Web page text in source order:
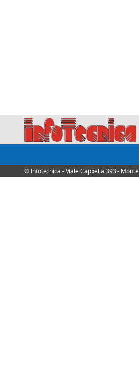
© Infotecnica - Viale Cappella 393 -